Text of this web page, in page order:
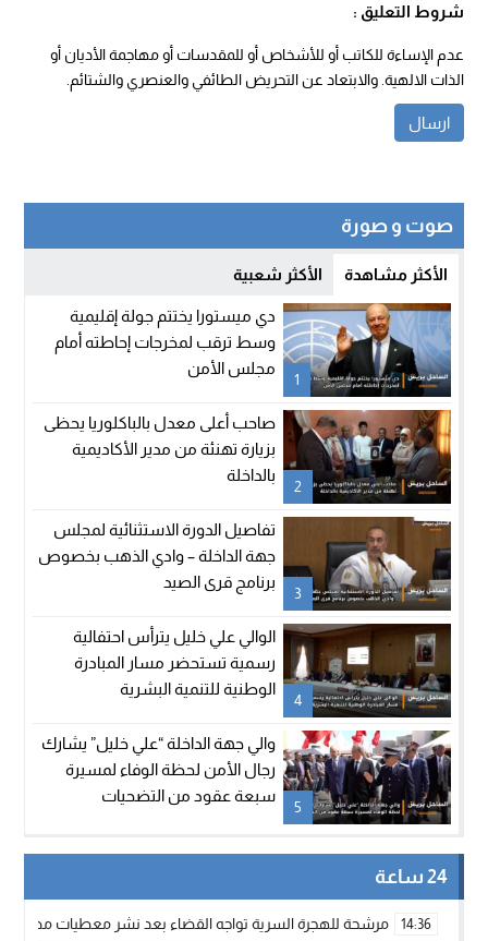
شروط التعليق :
عدم الإساءة للكاتب أو للأشخاص أو للمقدسات أو مهاجمة الأديان أو
الذات الالهية. والابتعاد عن التحريض الطائفي والعنصري والشتائم.
صوت و صورة
الأكثر مشاهدة الأكثر شعبية
1
دي ميستورا يختتم جولة إقليمية
وسط ترقب لمخرجات إحاطته أمام
مجلس الأمن
2
صاحب أعلى معدل بالباكلوريا يحظى
بزيارة تهنئة من مدير الأكاديمية
بالداخلة
3
تفاصيل الدورة الاستثنائية لمجلس
جهة الداخلة – وادي الذهب بخصوص
برنامج قرى الصيد
4
الوالي علي خليل يترأس احتفالية
رسمية تستحضر مسار المبادرة
الوطنية للتنمية البشرية
5
والي جهة الداخلة “علي خليل” يشارك
رجال الأمن لحظة الوفاء لمسيرة
سبعة عقود من التضحيات
24 ساعة
14:36 مرشحة للهجرة السرية تواجه القضاء بعد نشر معطيات مضللة